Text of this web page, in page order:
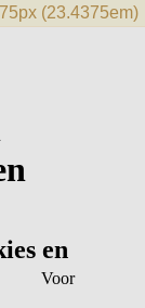
Voor
en